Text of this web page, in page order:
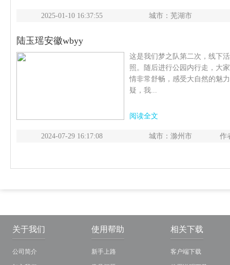
2025-01-10 16:37:55 城市：芜湖市
陆玉瑶安徽wbyy
这是我们梦之队第二次，线下
照。随后进行公园内行走，大
情非常舒畅，感受大自然的魅
疑，我...
阅读全文
2024-07-29 16:17:08 城市：滁州市 作
关于我们
公司简介
使用帮助
新手上路
相关下载
客户端下载